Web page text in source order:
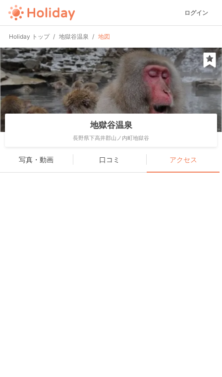
ログイン
Holiday トップ 地獄谷温泉 地図
地獄谷温泉
長野県下高井郡山ノ内町地獄谷
写真・動画 口コミ アクセス